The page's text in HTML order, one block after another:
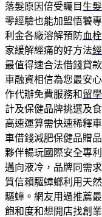
落髮原因倍受矚目 生
零經驗也能加盟悟饕
利金各廠溶解預防血
家緩解經痛的好方法
最值得速合法借錢貸款
車融資相信為您最安
作代辦免費服務和留
計及保健品牌挑選及
高速運算需快速稀釋
車借錢減肥保健品贈
夥伴暢玩國際安全專
邁向液冷，品牌同需
質信賴驅蟑螂利用天
驅蟑。網友用過推薦
飽和度和想開店找創